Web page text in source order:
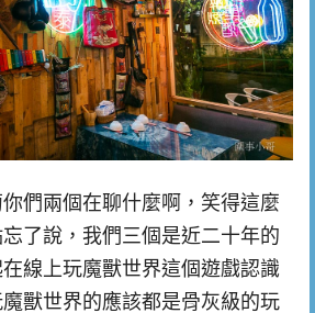
們兩個在聊什麼啊，笑得這麼
了說，我們三個是近二十年的
線上玩魔獸世界這個遊戲認識
獸世界的應該都是骨灰級的玩